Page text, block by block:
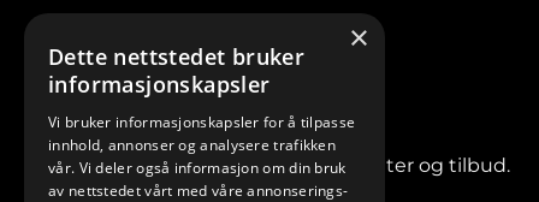
Meld deg på vårt nyhetsbrev for nyheter og tilbud.
×
Dette nettstedet bruker
informasjonskapsler
Vi bruker informasjonskapsler for å tilpasse
innhold, annonser og analysere trafikken
vår. Vi deler også informasjon om din bruk
av nettstedet vårt med våre annonserings-